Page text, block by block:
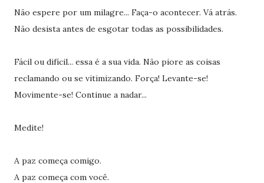
Não espere por um milagre... Faça-o acontecer. Vá atrás.
Não desista antes de esgotar todas as possibilidades.
Fácil ou difícil... essa é a sua vida. Não piore as coisas
reclamando ou se vitimizando. Força! Levante-se!
Movimente-se! Continue a nadar...
Medite!
A paz começa comigo.
A paz começa com você.